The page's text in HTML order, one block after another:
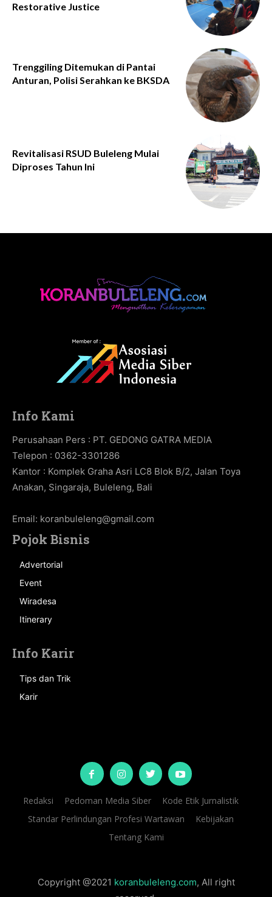
Restorative Justice
Trenggiling Ditemukan di Pantai
Anturan, Polisi Serahkan ke BKSDA
Revitalisasi RSUD Buleleng Mulai
Diproses Tahun Ini
Info Kami
Perusahaan Pers : PT. GEDONG GATRA MEDIA
Telepon : 0362-3301286
Kantor : Komplek Graha Asri LC8 Blok B/2, Jalan Toya
Anakan, Singaraja, Buleleng, Bali
Email: koranbuleleng@gmail.com
Pojok Bisnis
Advertorial
Event
Wiradesa
Itinerary
Info Karir
Tips dan Trik
Karir
Redaksi Pedoman Media Siber
Kode Etik Jurnalistik
Standar Perlindungan Profesi Wartawan
Kebijakan
Tentang Kami
Copyright @2021 koranbuleleng.com, All right